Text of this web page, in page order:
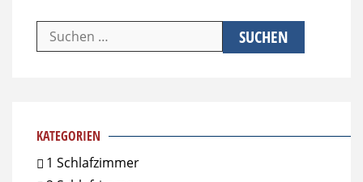
Suchen
nach:
KATEGORIEN
1 Schlafzimmer